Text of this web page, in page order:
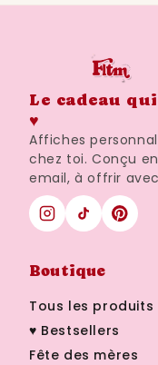
Le cadeau
♥
Affiches
chez toi. Conçu
email, à offrir
Boutique
Tous les produits
♥ Bestsellers
Fête des mères